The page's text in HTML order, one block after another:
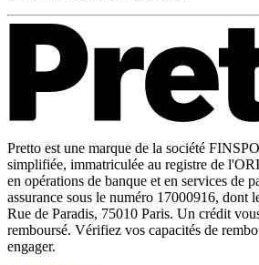
Pretto est une marque de la société
simplifiée, immatriculée au registre de
en opérations de banque et en services de
assurance sous le numéro 17000916, dont
Rue de Paradis, 75010 Paris. Un crédit
remboursé. Vérifiez vos capacités de
engager.